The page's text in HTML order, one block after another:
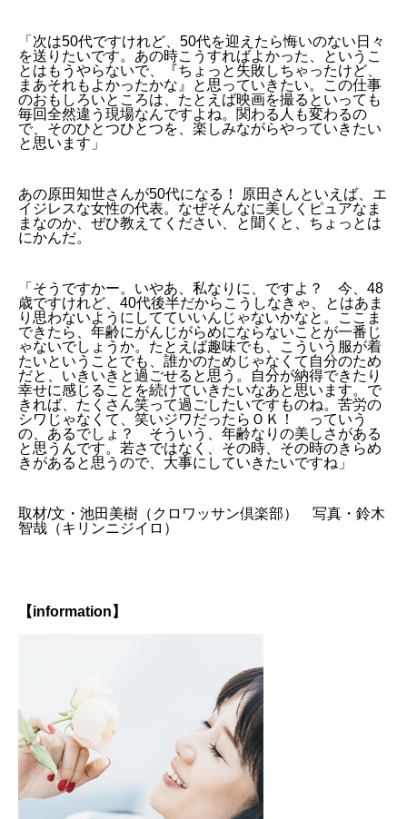
「次は50代ですけれど、50代を迎えたら悔いのない日々
を送りたいです。あの時こうすればよかった、というこ
とはもうやらないで、『ちょっと失敗しちゃったけど、
まあそれもよかったかな』と思っていきたい。この仕事
のおもしろいところは、たとえば映画を撮るといっても
毎回全然違う現場なんですよね。関わる人も変わるの
で、そのひとつひとつを、楽しみながらやっていきたい
と思います」
あの原田知世さんが50代になる！ 原田さんといえば、エ
イジレスな女性の代表。なぜそんなに美しくピュアなま
まなのか、ぜひ教えてください、と聞くと、ちょっとは
にかんだ。
「そうですかー。いやあ、私なりに、ですよ？ 今、48
歳ですけれど、40代後半だからこうしなきゃ、とはあま
り思わないようにしてていいんじゃないかなと。ここま
できたら、年齢にがんじがらめにならないことが一番じ
ゃないでしょうか。たとえば趣味でも、こういう服が着
たいということでも、誰かのためじゃなくて自分のため
だと、いきいきと過ごせると思う。自分が納得できたり
幸せに感じることを続けていきたいなあと思います。で
きれば、たくさん笑って過ごしたいですものね。苦労の
シワじゃなくて、笑いジワだったらＯＫ！ っていう
の、あるでしょ？ そういう、年齢なりの美しさがある
と思うんです。若さではなく、その時、その時のきらめ
きがあると思うので、大事にしていきたいですね」
取材/文・池田美樹（クロワッサン倶楽部） 写真・鈴木
智哉（キリンニジイロ）
【information】